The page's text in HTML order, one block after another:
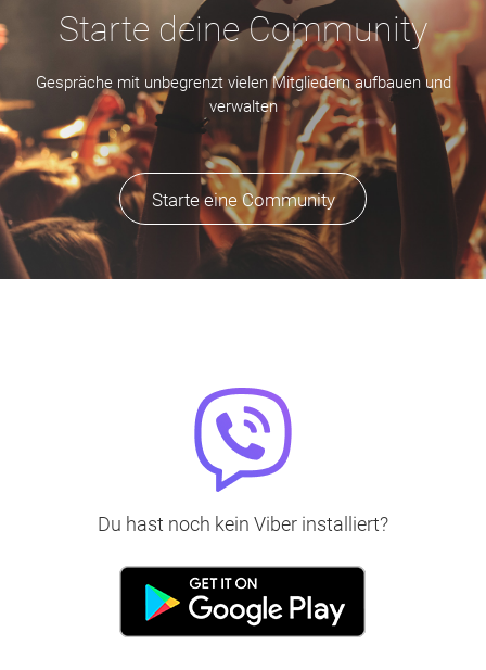
Starte deine Community
Gespräche mit unbegrenzt vielen Mitgliedern aufbauen und
verwalten
Starte eine Community
Du hast noch kein Viber installiert?